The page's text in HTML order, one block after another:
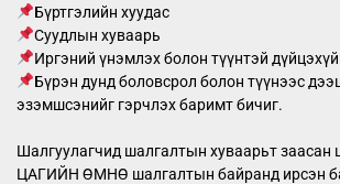
Бүртгэлийн хуудас
Суудлын хуваарь
Иргэний үнэмлэх болон түүнтэй
Бүрэн дунд боловсрол болон түүнээс
эзэмшсэнийг гэрчлэх баримт бичиг.
Шалгуулагчид шалгалтын хуваарьт заасан
ЦАГИЙН ӨМНӨ шалгалтын байранд ирсэн